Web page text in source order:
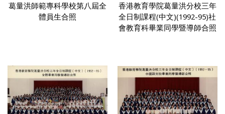
葛量洪師範專科學校第八屆全
體員生合照
香港教育學院葛量洪分校三年
全日制課程(中文)(1992-95)社
會教育科畢業同學暨導師合照